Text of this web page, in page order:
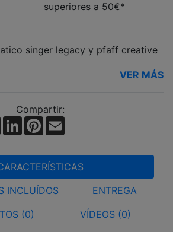
superiores a 50€*
singer legacy y pfaff creative
VER MÁS
Compartir:
X LinkedInPinterest
INCLUÍDOS
ENTREGA
(0)
VÍDEOS (0)